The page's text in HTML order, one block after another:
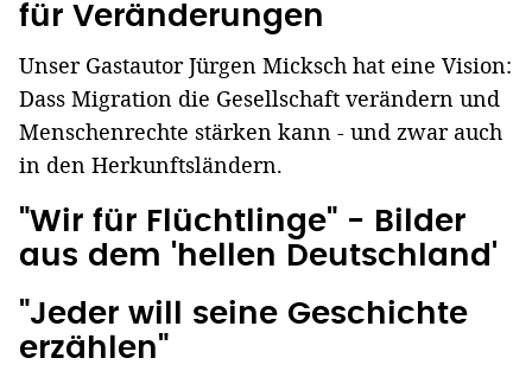
für Veränderungen
Unser Gastautor Jürgen Micksch hat eine Vision:
Dass Migration die Gesellschaft verändern und
Menschenrechte stärken kann - und zwar auch
in den Herkunftsländern.
"Wir für Flüchtlinge" - Bilder
aus dem 'hellen Deutschland'
"Jeder will seine Geschichte
erzählen"